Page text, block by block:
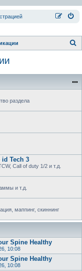
к
раздела
Tech 3
Call of duty 1/2 и т.д.
и т.д.
маппинг, скиннинг
Spine Healthy
10:08
Spine Healthy
10:08